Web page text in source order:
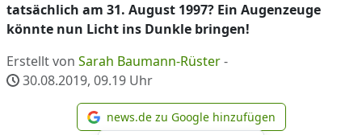
tatsächlich am 31. August 1997? Ein Augenzeuge
könnte nun Licht ins Dunkle bringen!
Erstellt von Sarah Baumann-Rüster-
30.08.2019, 09.19 Uhr
news.de zu Google
news.de zu Google hinzufügen